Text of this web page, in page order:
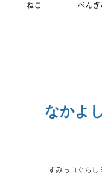
なかよ
すみっコぐらし